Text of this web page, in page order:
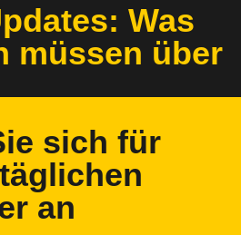
Was
müssen über
sich für
an